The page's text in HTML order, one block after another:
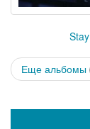
Stay
Еще альбомы